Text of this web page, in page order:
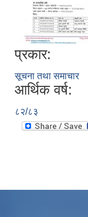
प्रकार:
सूचना तथा समाचार
आर्थिक वर्ष:
८२/८३